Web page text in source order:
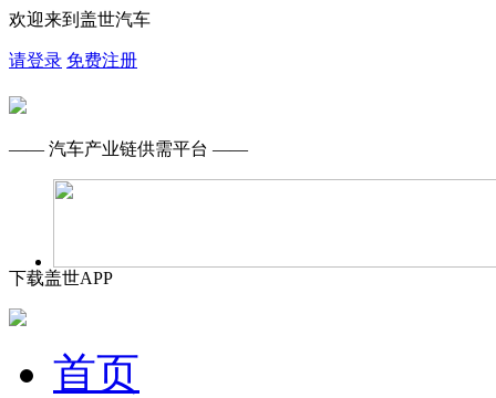
欢迎来到盖世汽车
请登录 免费注册
—— 汽车产业链供需平台 ——
下载盖世APP
首页